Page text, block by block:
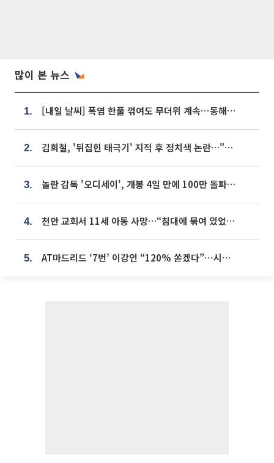
많이 본 뉴스
1. [내일 날씨] 폭염 한풀 꺾여도 무더위 계속⋯동해안 이틀 연속 비
2. 김희철, '뒤집힌 태극기' 지적 후 정치색 논란…"좌우 떠나 우리나라 국기"
3. 놀란 감독 '오디세이', 개봉 4일 만에 100만 돌파⋯'왕사남' 보다 빠르다
4. 천안 교회서 11세 아동 사망…“침대에 묶여 있었다” 진술 확보
5. AT마드리드 ‘7번’ 이강인 “120% 쏟겠다”⋯시메오네 감독 “필요한 선수”